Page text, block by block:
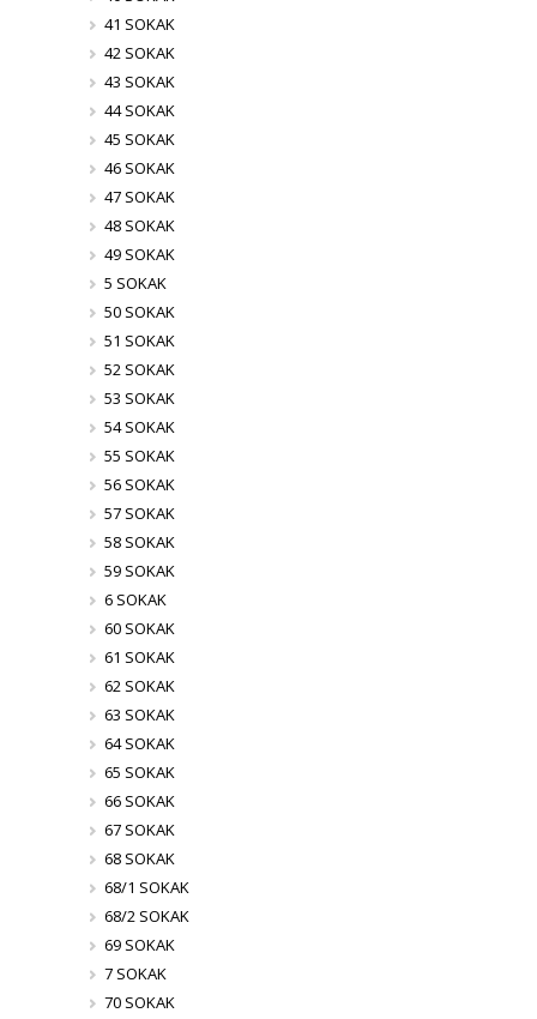
41 SOKAK
42 SOKAK
43 SOKAK
44 SOKAK
45 SOKAK
46 SOKAK
47 SOKAK
48 SOKAK
49 SOKAK
5 SOKAK
50 SOKAK
51 SOKAK
52 SOKAK
53 SOKAK
54 SOKAK
55 SOKAK
56 SOKAK
57 SOKAK
58 SOKAK
59 SOKAK
6 SOKAK
60 SOKAK
61 SOKAK
62 SOKAK
63 SOKAK
64 SOKAK
65 SOKAK
66 SOKAK
67 SOKAK
68 SOKAK
68/1 SOKAK
68/2 SOKAK
69 SOKAK
7 SOKAK
70 SOKAK